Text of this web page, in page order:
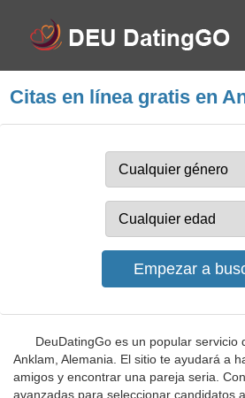
Citas en línea gratis en
DeuDatingGo es un popular servicio
Anklam, Alemania. El sitio te ayudará a
amigos y encontrar una pareja seria.
avanzadas para seleccionar candidatos